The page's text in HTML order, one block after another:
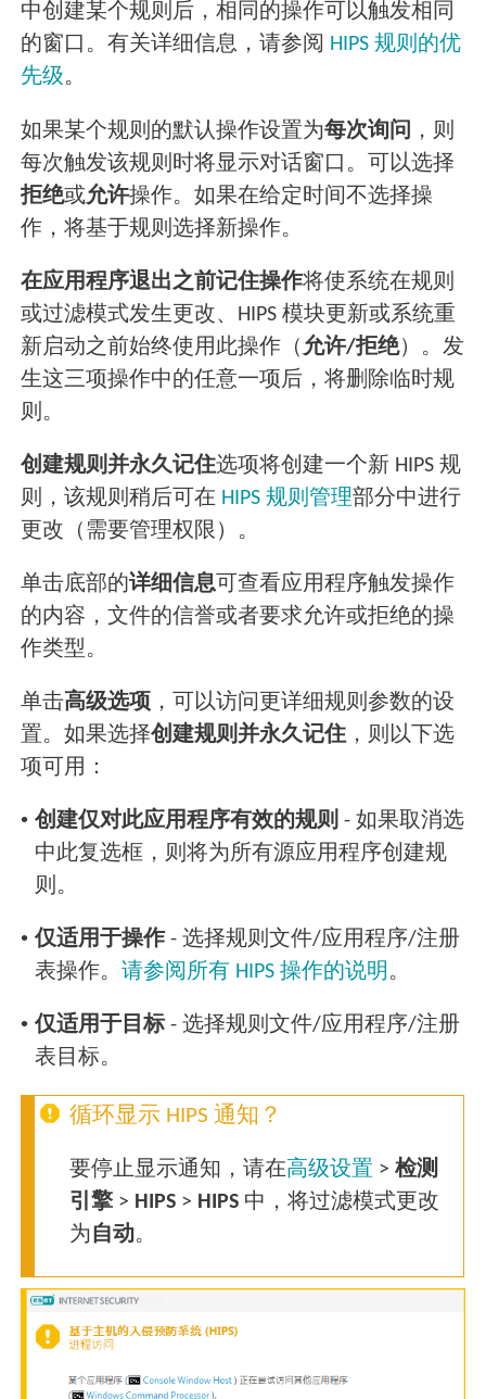
中创建某个规则后，相同的操作可以触发相同
的窗口。有关详细信息，请参阅 HIPS 规则的优
先级。
如果某个规则的默认操作设置为每次询问
，则
每次触发该规则时将显示对话窗口。可以选择
拒绝或允许操作。如果在给定时间不选择操
作，将基于规则选择新操作。
在应用程序退出之前记住操作将使系统在规则
或过滤模式发生更改、HIPS 模块更新或系统重
新启动之前始终使用此操作（ 允许/拒绝）。发
生这三项操作中的任意一项后，将删除临时规
则。
创建规则并永久记住选项将创建一个新 HIPS 规
则，该规则稍后可在 HIPS 规则管理部分中进行
更改（需要管理权限）。
单击底部的详细信息可查看应用程序触发操作
的内容，文件的信誉或者要求允许或拒绝的操
作类型。
单击高级选项 ，可以访问更详细规则参数的设
置。如果选择创建规则并永久记住 ，则以下选
项可用：
• 创建仅对此应用程序有效的规则 - 如果取消选
中此复选框，则将为所有源应用程序创建规
则。
• 仅适用于操作- 选择规则文件/应用程序/注册
表操作。请参阅所有 HIPS 操作的说明 。
• 仅适用于目标- 选择规则文件/应用程序/注册
表目标。
循环显示 HIPS 通知？
要停止显示通知，请在高级设置 >检测
引擎> HIPS > HIPS 中，将过滤模式更改
为 自动。